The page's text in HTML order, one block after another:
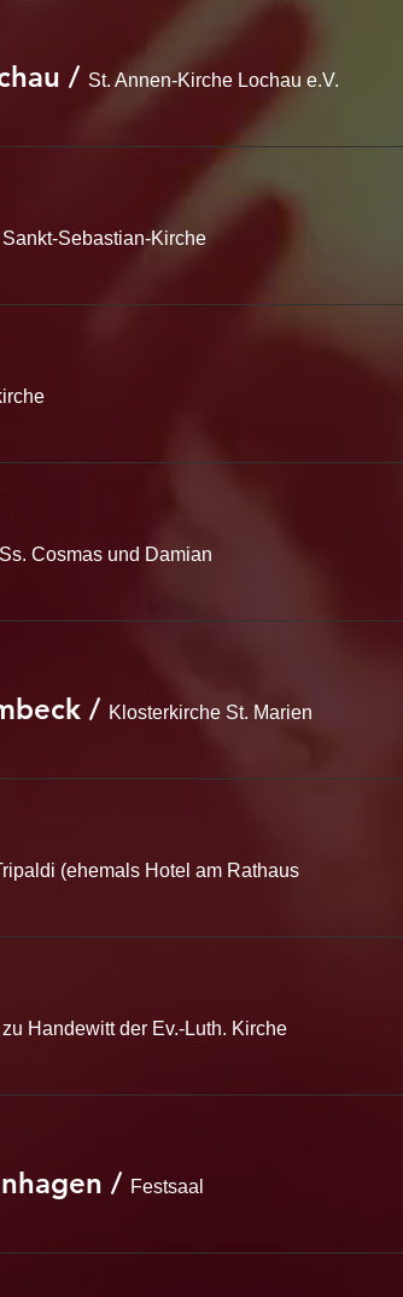
/ St. Annen-Kirche Lochau e.V.
Sankt-Sebastian-Kirche
Cosmas und Damian
/ Klosterkirche St. Marien
(ehemals Hotel am Rathaus
Handewitt der Ev.-Luth. Kirche
/ Festsaal